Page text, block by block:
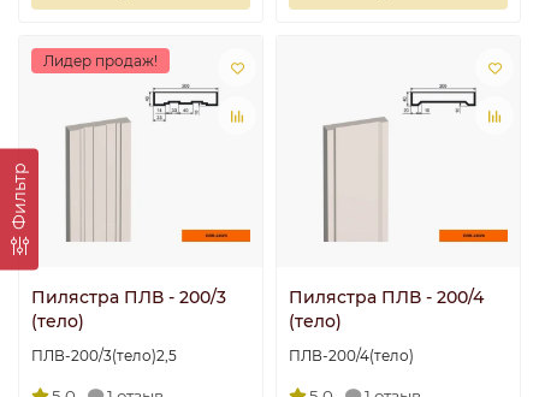
Фильтр
Лидер продаж!
Пилястра ПЛВ - 200/3
(тело)
ПЛВ-200/3(тело)2,5
Пилястра ПЛВ - 200/4
(тело)
ПЛВ-200/4(тело)